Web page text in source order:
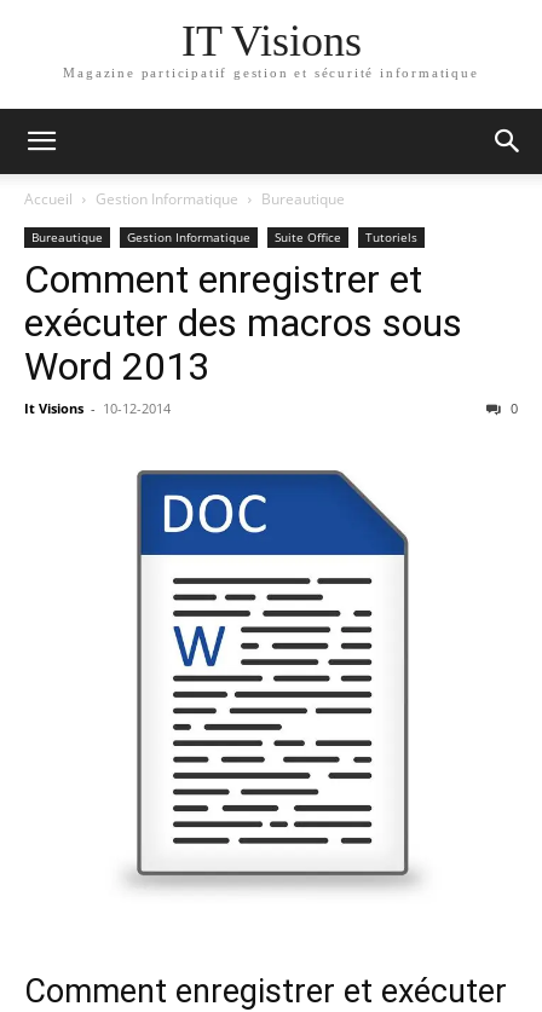
IT Visions
Magazine participatif gestion et sécurité informatique
Accueil Gestion Informatique Bureautique
Bureautique Gestion Informatique Suite Office Tutoriels
Comment enregistrer et
exécuter des macros sous
Word 2013
It Visions - 10-12-2014 0
Comment enregistrer et exécuter